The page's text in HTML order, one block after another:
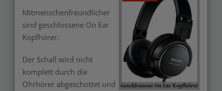
Mitmenschenfreundlicher
sind geschlossene On Ear
Kopfhörer.
Der Schall wird nicht
komplett durch die
Ohrhörer abgeschottet und